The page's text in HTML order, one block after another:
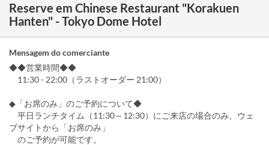
Reserve em Chinese Restaurant "Korakuen
Hanten" - Tokyo Dome Hotel
Mensagem do comerciante
◆◆営業時間◆◆
11:30 - 22:00（ラストオーダー 21:00）
◆「お席のみ」のご予約について◆
平日ランチタイム（11:30～12:30）にご来店の場合のみ、ウェ
ブサイトから「お席のみ」
のご予約が可能です。